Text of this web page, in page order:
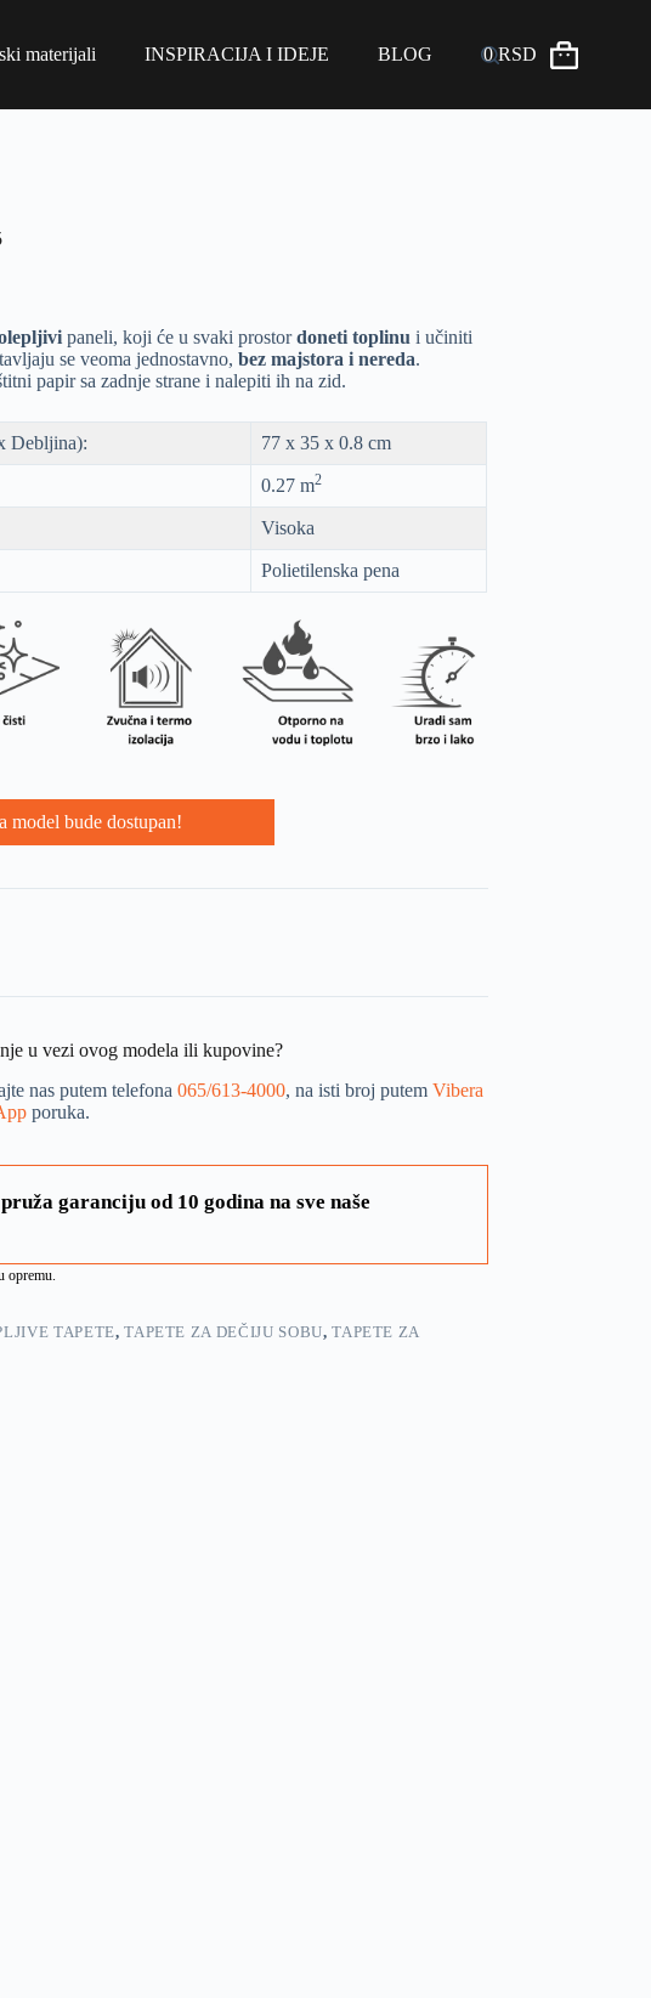
materijali INSPIRACIJA I IDEJE BLOG 0RSD
paneli, koji će u svaki prostordoneti toplinu i učiniti
se veoma jednostavno, bez majstora i nereda.
papir sa zadnje strane i nalepiti ih na zid.
Debljina): 77 x 35 x 0.8 cm
0.27 m2
Visoka
Polietilenska pena
model bude dostupan!
u vezi ovog modela ili kupovine?
nas putem telefona 065/613-4000, na isti broj putem Vibera
poruka.
garanciju od 10 godina na sve naše
opremu.
TAPETE,TAPETE ZA DEČIJU SOBU,TAPETE ZA